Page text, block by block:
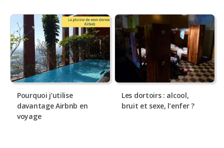
Pourquoi j’utilise
davantage Airbnb en
voyage
Les dortoirs : alcool,
bruit et sexe, l’enfer ?